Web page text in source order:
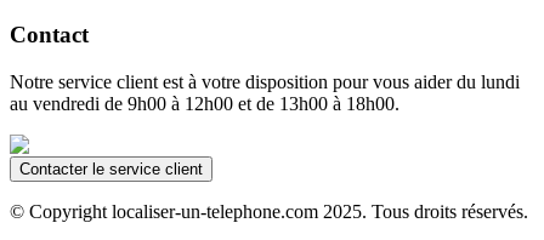
Contact
Notre service client est à votre disposition pour vous aider du lundi
au vendredi de 9h00 à 12h00 et de 13h00 à 18h00.
Contacter le service client
© Copyright localiser-un-telephone.com 2025. Tous droits réservés.